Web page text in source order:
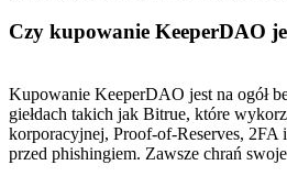
Więcej wydarzeń
Czy kupowanie KeeperDAO
Kupowanie KeeperDAO jest na ogół
giełdach takich jak Bitrue, które
korporacyjnej, Proof-of-Reserves, 2FA
przed phishingiem. Zawsze chrań